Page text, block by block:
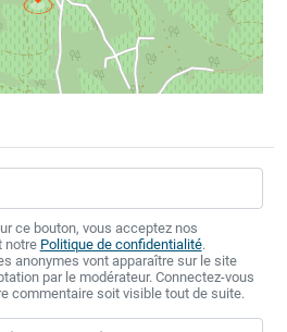
ce bouton, vous acceptez nos
notre Politique de confidentialité.
anonymes vont apparaître sur le site
par le modérateur. Connectez-vous
commentaire soit visible tout de suite.